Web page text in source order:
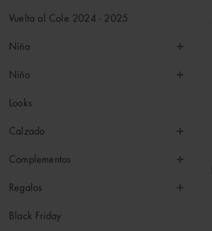
Vuelta al Cole 2024 - 2025
Niña
Niño
Looks
Calzado
Complementos
Regalos
Black Friday